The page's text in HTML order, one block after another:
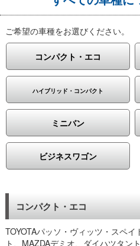
い、手続きも5分ほどで終わりま
市、医療業界）
帰省のためレンタカーを借りよう
ックスやミニバンクラスを希望し
空車がなく、いろいろ問合せてや
タカーを借りれました。全国展開
たので、すぐ予約しました。また
ヤとチャイルドシートも付けるこ
ったみたいで良かったです。（
出張で定期的に賃貸自動車さんを
が予約できて良かったです。初め
が、いつもコンパクトカークラス
ったです。料金も安く利用出来て
格安レンタカーさんよりきれいな
に問題なく使えてとても助かりま
あって使いやすかったので、また
崎、設備業）
ご希望の車種をお選びください。
コンパクト・エコ
ハイブリッド・コンパクト
ミニバン
ビジネスワゴン
コンパクト・エコ
TOYOTAパッソ・ヴィッツ・スペ
ト、MAZDAデミオ、ダイハツタン